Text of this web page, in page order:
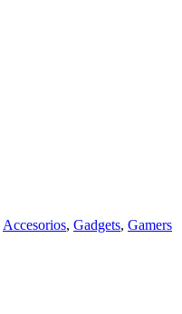
Accesorios, Gadgets, Gamers